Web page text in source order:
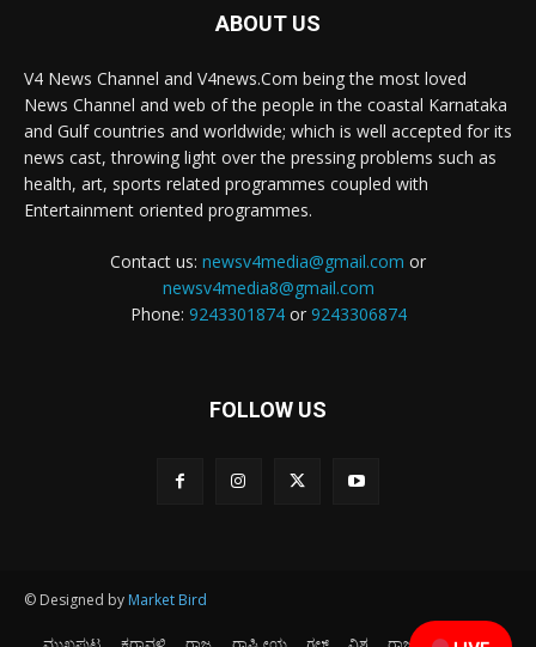
ABOUT US
V4 News Channel and V4news.Com being the most loved
News Channel and web of the people in the coastal Karnataka
and Gulf countries and worldwide; which is well accepted for its
news cast, throwing light over the pressing problems such as
health, art, sports related programmes coupled with
Entertainment oriented programmes.
Contact us: newsv4media@gmail.com or
newsv4media8@gmail.com
Phone: 9243301874or 9243306874
FOLLOW US
© Designed by Market Bird